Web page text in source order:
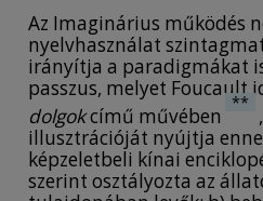
Az Imaginárius működés
nyelvhasználat
irányítja a paradigmákat
passzus, melyet Foucault
dolgokcímű művében
**
illusztrációját nyújtja
képzeletbeli kínai
szerint osztályozta az